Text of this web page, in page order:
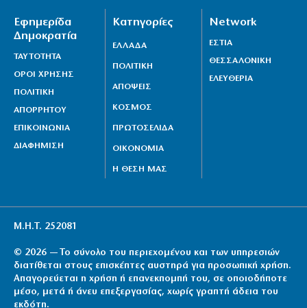
Εφημερίδα
Δημοκρατία
ΤΑΥΤΟΤΗΤΑ
ΟΡΟΙ ΧΡΗΣΗΣ
ΠΟΛΙΤΙΚΗ
ΑΠΟΡΡΗΤΟΥ
ΕΠΙΚΟΙΝΩΝΙΑ
ΔΙΑΦΗΜΙΣΗ
Κατηγορίες
ΕΛΛΑΔΑ
ΠΟΛΙΤΙΚΗ
ΑΠΟΨΕΙΣ
ΚΟΣΜΟΣ
ΠΡΩΤΟΣΕΛΙΔΑ
ΟΙΚΟΝΟΜΙΑ
Η ΘΕΣΗ ΜΑΣ
Network
ΕΣΤΙΑ
ΘΕΣΣΑΛΟΝΙΚΗ
ΕΛΕΥΘΕΡΙΑ
Μ.Η.Τ. 252081
© 2026 — Το σύνολο του περιεχομένου και των υπηρεσιών
διατίθεται στους επισκέπτες αυστηρά για προσωπική χρήση.
Απαγορεύεται η χρήση ή επανεκπομπή του, σε οποιοδήποτε
μέσο, μετά ή άνευ επεξεργασίας, χωρίς γραπτή άδεια του
εκδότη.